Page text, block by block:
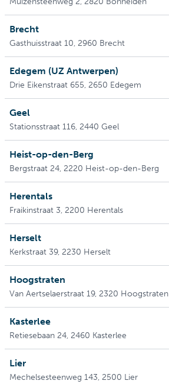
Brecht
Gasthuisstraat 10, 2960 Brecht
Edegem (UZ Antwerpen)
Drie Eikenstraat 655, 2650 Edegem
Geel
Stationsstraat 116, 2440 Geel
Heist-op-den-Berg
Bergstraat 24, 2220 Heist-op-den-Berg
Herentals
Fraikinstraat 3, 2200 Herentals
Herselt
Kerkstraat 39, 2230 Herselt
Hoogstraten
Van Aertselaerstraat 19, 2320 Hoogstraten
Kasterlee
Retiesebaan 24, 2460 Kasterlee
Lier
Mechelsesteenweg 143, 2500 Lier